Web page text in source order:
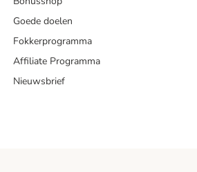
Goede doelen
Fokkerprogramma
Affiliate Programma
Nieuwsbrief